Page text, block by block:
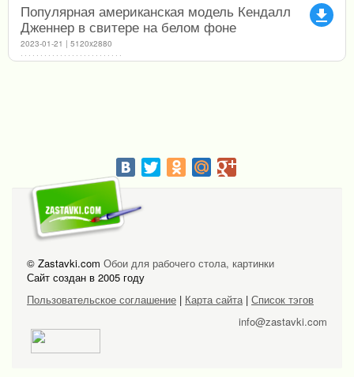
file_download
Популярная американская модель Кендалл
Дженнер в свитере на белом фоне
2023-01-21 | 5120x2880
© Zastavki.com Обои для рабочего стола, картинки
Сайт создан в 2005 году
Пользовательское соглашение | Карта сайта| Список тэгов
info@zastavki.com